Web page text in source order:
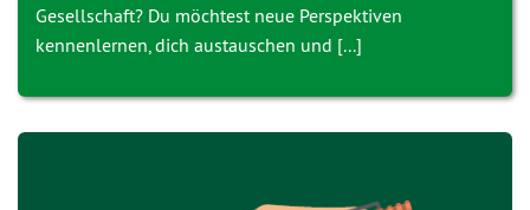
Gesellschaft? Du möchtest neue Perspektiven
kennenlernen, dich austauschen und [...]